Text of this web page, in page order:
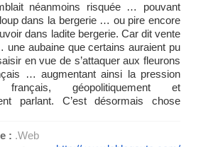
néanmoins risquée … pouvant
dans la bergerie … ou pire encore
dans ladite bergerie. Car dit vente
aubaine que certains auraient pu
en vue de s’attaquer aux fleurons
… augmentant ainsi la pression
géopolitiquement et
parlant. C’est désormais chose
: .Web